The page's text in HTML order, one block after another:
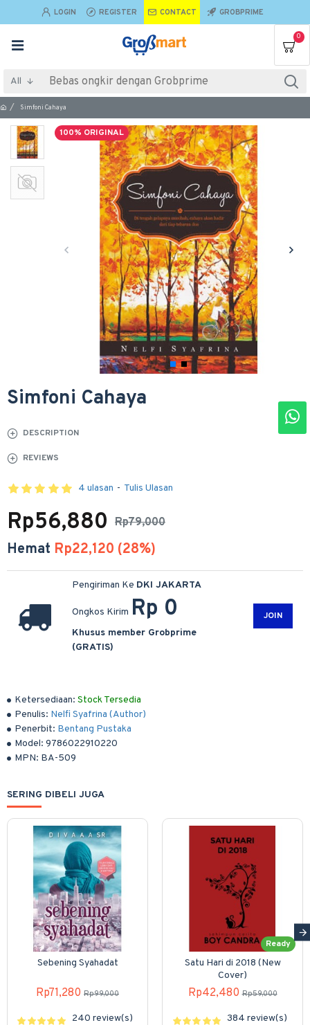
LOGIN REGISTER CONTACT GROBPRIME
0
All
Simfoni Cahaya
100% ORIGINAL
Simfoni Cahaya
DESCRIPTION
REVIEWS
Ketersediaan: Stock Tersedia
Penulis: Nelfi Syafrina (Author)
Penerbit: Bentang Pustaka
Model: 9786022910220
MPN: BA-509
4 ulasan - Tulis Ulasan
Rp79,000
Rp56,880
Hemat Rp22,120 (28%)
Pengiriman Ke DKI JAKARTA
Ongkos Kirim Rp 0
Khusus member Grobprime
(GRATIS)
JOIN
SERING DIBELI JUGA
Sebening Syahadat
Rp71,280 Rp99,000
240 review(s)
Ready
Satu Hari di 2018 (New
Cover)
Rp42,480 Rp59,000
384 review(s)